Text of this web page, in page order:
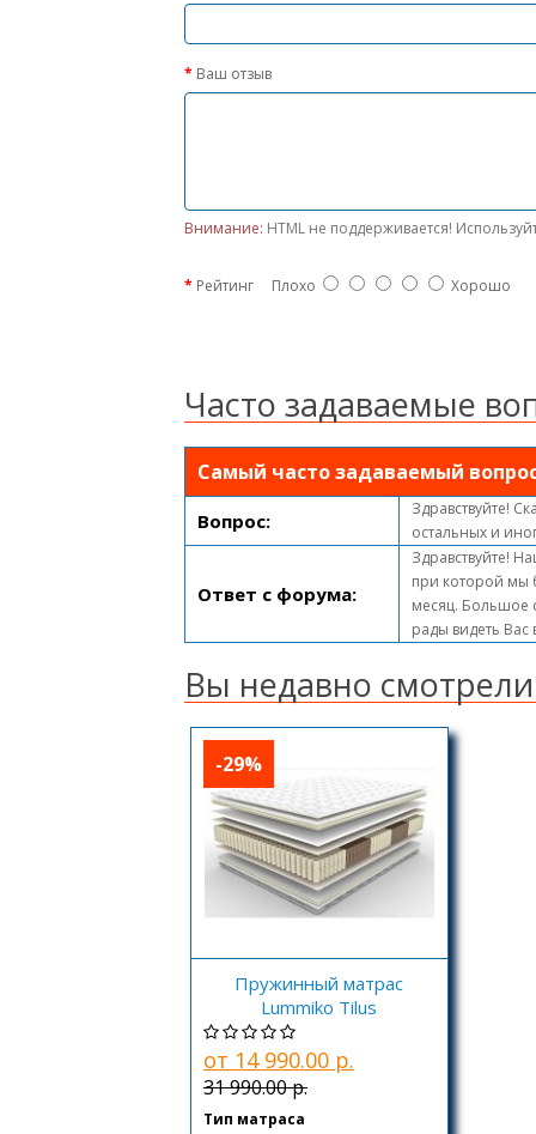
Ваш отзыв
Внимание: HTML не поддерживается!
Рейтинг Плохо Хорошо
Часто задаваемые
Самый часто задаваемый
Вопрос:
Здравствуйте!
остальных и
Ответ с форума:
Здравствуйте!
при которой мы
месяц. Большое
рады видеть
Вы недавно смотрели
Пружинный матрас
Lummiko Tilus
-29%
от 14 990.00 р.
31 990.00 р.
Тип матраса